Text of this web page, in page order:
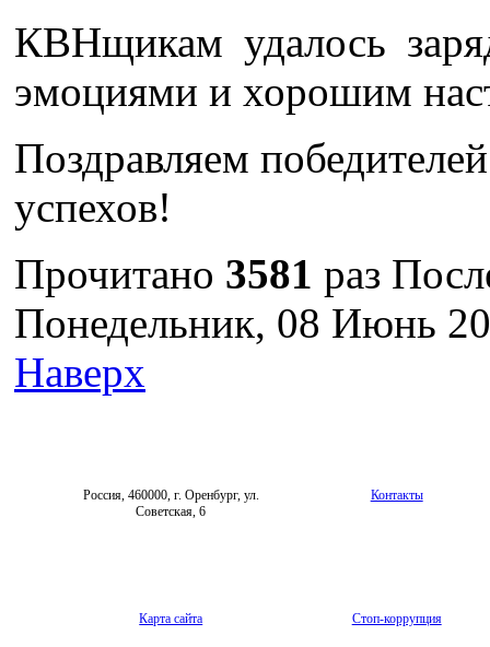
КВНщикам удалось
эмоциями и хорошим
Поздравляем
успехов!
Прочитано 3581 раз
Понедельник, 08 Июнь
Наверх
Россия, 460000, г. Оренбург, ул.
Советская, 6
Контакты
Карта сайта Стоп-коррупция